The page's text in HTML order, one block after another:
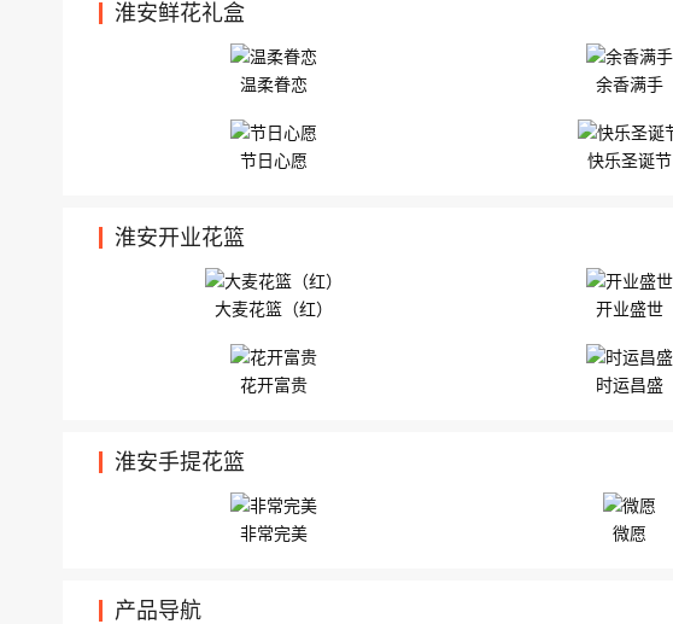
淮安鲜花礼盒
温柔眷恋 余香满手
节日心愿 快乐圣诞节
淮安开业花篮
大麦花篮（红） 开业盛世
花开富贵 时运昌盛
淮安手提花篮
非常完美 微愿
产品导航